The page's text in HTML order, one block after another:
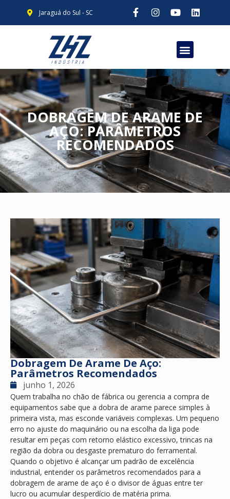
Jaraguá do Sul - SC
DOBRAGEM DE ARAME DE
AÇO: PARÂMETROS
RECOMENDADOS
Dobragem De Arame De Aço:
Parâmetros Recomendados
junho 1, 2026
Quem trabalha no chão de fábrica ou gerencia a compra de
equipamentos sabe que a dobra de arame parece simples à
primeira vista, mas esconde variáveis complexas. Um pequeno
erro no ajuste do maquinário ou na escolha da liga pode
resultar em peças com retorno elástico excessivo, trincas na
região da dobra ou desgaste prematuro do ferramental.
Quando o objetivo é alcançar um padrão de excelência
industrial, entender os parâmetros recomendados para a
dobragem de arame de aço é o divisor de águas entre ter
lucro ou acumular desperdício de matéria prima.